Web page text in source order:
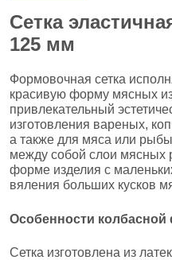
Сетка
125 мм
Формовочная сетка
красивую форму мясных
привлекательный
изготовления вареных,
а также для мяса или
между собой слои мясных
форме изделия с
вяления больших кусков
Особенности
Сетка изготовлена из